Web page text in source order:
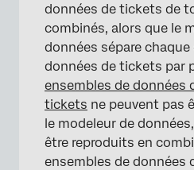
données de tickets de
combinés, alors que le
données sépare
données de tickets par
ensembles de données
tickets ne peuvent pas
le modeleur de
être reproduits en
ensembles de données